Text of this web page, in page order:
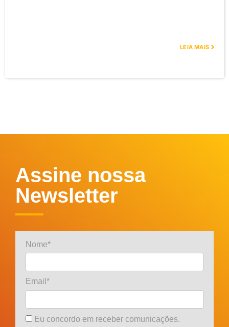
LEIA MAIS
Assine nossa
Newsletter
Nome*
Email*
Eu concordo em receber comunicações.